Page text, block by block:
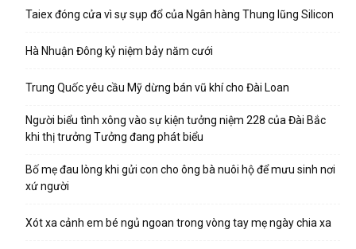
Taiex đóng cửa vì sự sụp đổ của Ngân hàng Thung lũng Silicon
Hà Nhuận Đông kỷ niệm bảy năm cưới
Trung Quốc yêu cầu Mỹ dừng bán vũ khí cho Đài Loan
Người biểu tình xông vào sự kiện tưởng niệm 228 của Đài Bắc
khi thị trưởng Tưởng đang phát biểu
Bố mẹ đau lòng khi gửi con cho ông bà nuôi hộ để mưu sinh nơi
xứ người
Xót xa cảnh em bé ngủ ngoan trong vòng tay mẹ ngày chia xa